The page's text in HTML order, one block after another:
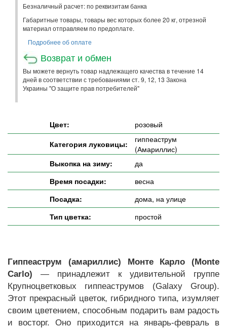
Безналичный расчет: по реквизитам банка
Габаритные товары, товары вес которых более 20 кг, отрезной
материал отправляем по предоплате.
Подробнее об оплате
Возврат и обмен
Вы можете вернуть товар надлежащего качества в течение 14
дней в соответствии с требованиями ст. 9, 12, 13 Закона
Украины "О защите прав потребителей"
Цвет:
розовый
Категория луковицы:
гиппеаструм
(Амариллис)
Выкопка на зиму:
да
Время посадки:
весна
Посадка:
дома, на улице
Тип цветка:
простой
Гиппеаструм (амариллис) Монте Карло (Monte
Carlo) — принадлежит к удивительной группе
Крупноцветковых гиппеаструмов (Galaxy Group).
Этот прекрасный цветок, гибридного типа, изумляет
своим цветением, способным подарить вам радость
и восторг. Оно приходится на январь-февраль в